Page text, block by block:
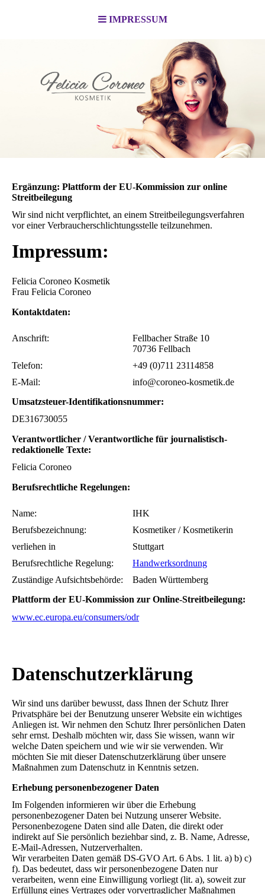
IMPRESSUM
Ergänzung: Plattform der EU-Kommission zur online
Streitbeilegung
Wir sind nicht verpflichtet, an einem Streitbeilegungsverfahren
vor einer Verbraucherschlichtungsstelle teilzunehmen.
Impressum:
Felicia Coroneo Kosmetik
Frau Felicia Coroneo
Kontaktdaten:
Anschrift:
Fellbacher Straße 10
70736 Fellbach
Telefon:
+49 (0)711 23114858
E-Mail:
info@coroneo-kosmetik.de
Umsatzsteuer-Identifikationsnummer:
DE316730055
Verantwortlicher / Verantwortliche für journalistisch-
redaktionelle Texte:
Felicia Coroneo
Berufsrechtliche Regelungen:
Name:
IHK
Berufsbezeichnung:
Kosmetiker / Kosmetikerin
verliehen in
Stuttgart
Berufsrechtliche Regelung:
Handwerksordnung
Zuständige Aufsichtsbehörde:
Baden Württemberg
Plattform der EU-Kommission zur Online-Streitbeilegung:
www.ec.europa.eu/consumers/odr
Datenschutz­erklärung
Wir sind uns darüber bewusst, dass Ihnen der Schutz Ihrer
Privatsphäre bei der Benutzung unserer Website ein wichtiges
Anliegen ist. Wir nehmen den Schutz Ihrer persönlichen Daten
sehr ernst. Deshalb möchten wir, dass Sie wissen, wann wir
welche Daten speichern und wie wir sie verwenden. Wir
möchten Sie mit dieser Datenschutzerklärung über unsere
Maßnahmen zum Datenschutz in Kenntnis setzen.
Erhebung personenbezogener Daten
Im Folgenden informieren wir über die Erhebung
personenbezogener Daten bei Nutzung unserer Website.
Personenbezogene Daten sind alle Daten, die direkt oder
indirekt auf Sie persönlich beziehbar sind, z. B. Name, Adresse,
E-Mail-Adressen, Nutzerverhalten.
Wir verarbeiten Daten gemäß DS-GVO Art. 6 Abs. 1 lit. a) b) c)
f). Das bedeutet, dass wir personenbezogene Daten nur
verarbeiten, wenn eine Einwilligung vorliegt (lit. a), soweit zur
Erfüllung eines Vertrages oder vorvertraglicher Maßnahmen